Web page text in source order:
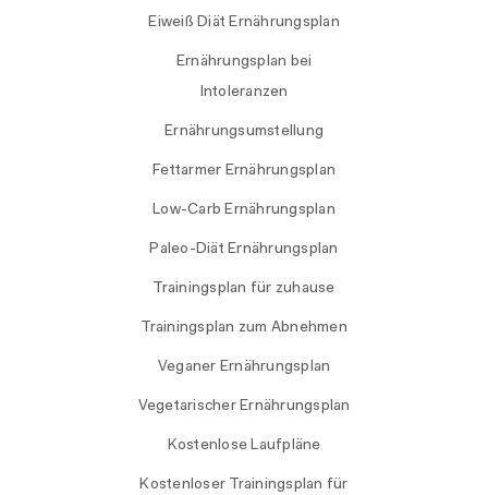
Eiweiß Diät Ernährungsplan
Ernährungsplan bei
Intoleranzen
Ernährungsumstellung
Fettarmer Ernährungsplan
Low-Carb Ernährungsplan
Paleo-Diät Ernährungsplan
Trainingsplan für zuhause
Trainingsplan zum Abnehmen
Veganer Ernährungsplan
Vegetarischer Ernährungsplan
Kostenlose Laufpläne
Kostenloser Trainingsplan für